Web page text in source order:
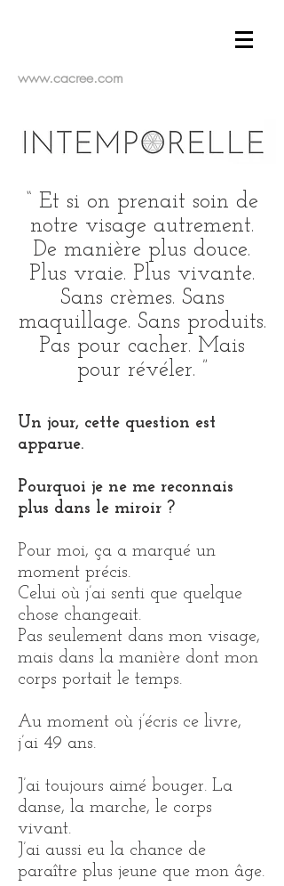
www.cacree.com
“ Et si on prenait soin de
notre visage autrement.
De manière plus douce.
Plus vraie. Plus vivante.
Sans crèmes. Sans
maquillage. Sans produits.
Pas pour cacher. Mais
pour révéler. ”
Un jour, cette question est
apparue.
​Pourquoi je ne me reconnais
plus dans le miroir ?
Pour moi, ça a marqué un
moment précis.
Celui où j’ai senti que quelque
chose changeait.
Pas seulement dans mon visage,
mais dans la manière dont mon
corps portait le temps.
Au moment où j’écris ce livre,
j’ai 49 ans.
J’ai toujours aimé bouger. La
danse, la marche, le corps
vivant.
J’ai aussi eu la chance de
paraître plus jeune que mon âge.